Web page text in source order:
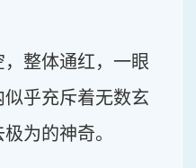
整体通红，一眼
乎充斥着无数玄
为的神奇。